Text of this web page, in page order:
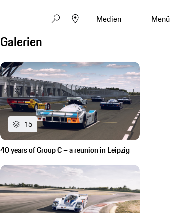
Medien Menü
Galerien
15
40 years of Group C – a reunion in Leipzig